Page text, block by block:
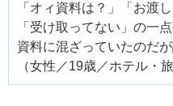
「オィ資料は？」「お渡
「受け取ってない」の一
資料に混ざっていたのだが
（女性／19歳／ホテル・